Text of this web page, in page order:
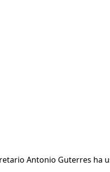
Antonio Guterres